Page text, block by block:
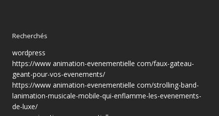
Recherchés
wordpress
https://www animation-evenementielle com/faux-gateau-
geant-pour-vos-evenements/
https://www animation-evenementielle com/strolling-band-
lanimation-musicale-mobile-qui-enflamme-les-evenements-
de-luxe/